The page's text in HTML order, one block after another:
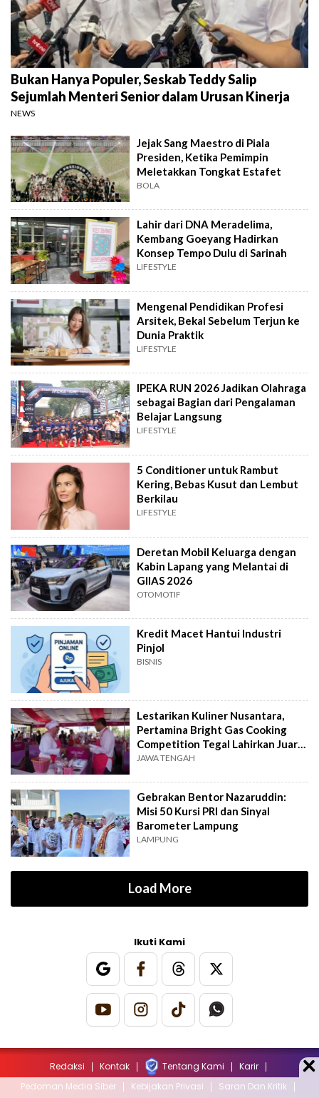
Bukan Hanya Populer, Seskab Teddy Salip
Sejumlah Menteri Senior dalam Urusan Kinerja
NEWS
Jejak Sang Maestro di Piala
Presiden, Ketika Pemimpin
Meletakkan Tongkat Estafet
BOLA
Lahir dari DNA Meradelima,
Kembang Goeyang Hadirkan
Konsep Tempo Dulu di Sarinah
LIFESTYLE
Mengenal Pendidikan Profesi
Arsitek, Bekal Sebelum Terjun ke
Dunia Praktik
LIFESTYLE
IPEKA RUN 2026 Jadikan Olahraga
sebagai Bagian dari Pengalaman
Belajar Langsung
LIFESTYLE
5 Conditioner untuk Rambut
Kering, Bebas Kusut dan Lembut
Berkilau
LIFESTYLE
Deretan Mobil Keluarga dengan
Kabin Lapang yang Melantai di
GIIAS 2026
OTOMOTIF
Kredit Macet Hantui Industri
Pinjol
BISNIS
Lestarikan Kuliner Nusantara,
Pertamina Bright Gas Cooking
Competition Tegal Lahirkan Juara
Baru
JAWA TENGAH
Gebrakan Bentor Nazaruddin:
Misi 50 Kursi PRI dan Sinyal
Barometer Lampung
LAMPUNG
Load More
Ikuti Kami
Redaksi Kontak Tentang Kami
Karir
Pedoman Media Siber
Kebijakan Privasi Saran Dan Kritik